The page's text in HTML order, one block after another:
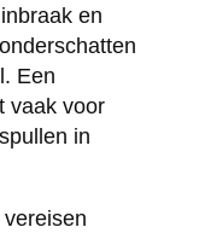
en
Een
vaak voor
in